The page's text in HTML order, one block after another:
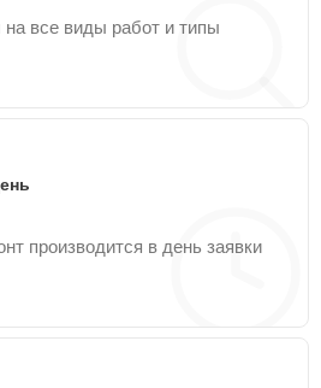
все виды работ и типы
производится в день заявки